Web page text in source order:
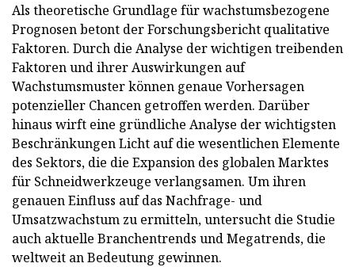
Als theoretische Grundlage für wachstumsbezogene
Prognosen betont der Forschungsbericht qualitative
Faktoren. Durch die Analyse der wichtigen treibenden
Faktoren und ihrer Auswirkungen auf
Wachstumsmuster können genaue Vorhersagen
potenzieller Chancen getroffen werden. Darüber
hinaus wirft eine gründliche Analyse der wichtigsten
Beschränkungen Licht auf die wesentlichen Elemente
des Sektors, die die Expansion des globalen Marktes
für Schneidwerkzeuge verlangsamen. Um ihren
genauen Einfluss auf das Nachfrage- und
Umsatzwachstum zu ermitteln, untersucht die Studie
auch aktuelle Branchentrends und Megatrends, die
weltweit an Bedeutung gewinnen.